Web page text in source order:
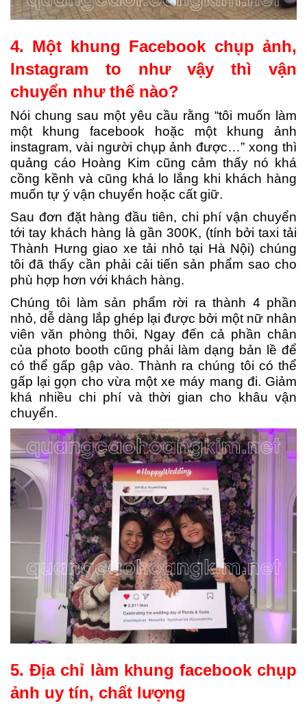
4. Một khung Facebook chụp ảnh,
Instagram to như vậy thì vận
chuyển như thế nào?
Nói chung sau một yêu cầu rằng “tôi muốn làm
một khung facebook hoặc một khung ảnh
instagram, vài người chụp ảnh được…” xong thì
quảng cáo Hoàng Kim cũng cảm thấy nó khá
cồng kềnh và cũng khá lo lắng khi khách hàng
muốn tự ý vận chuyển hoặc cất giữ.
Sau đơn đặt hàng đầu tiên, chi phí vận chuyển
tới tay khách hàng là gần 300K, (tính bởi taxi tải
Thành Hưng giao xe tải nhỏ tại Hà Nội) chúng
tôi đã thấy cần phải cải tiến sản phẩm sao cho
phù hợp hơn với khách hàng.
Chúng tôi làm sản phẩm rời ra thành 4 phần
nhỏ, dễ dàng lắp ghép lại được bởi một nữ nhân
viên văn phòng thôi, Ngay đến cả phần chân
của photo booth cũng phải làm dạng bản lề để
có thể gấp gập vào. Thành ra chúng tôi có thể
gấp lại gọn cho vừa một xe máy mang đi. Giảm
khá nhiều chi phí và thời gian cho khâu vận
chuyển.
5. Địa chỉ làm khung facebook chụp
ảnh uy tín, chất lượng